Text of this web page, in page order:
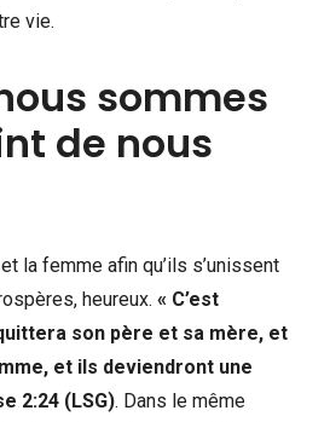
vie.
sommes
de nous
la femme afin qu’ils s’unissent
heureux. « C’est
son père et sa mère, et
et ils deviendront une
2:24 (LSG). Dans le même